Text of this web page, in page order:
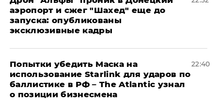
аэропорт и сжег "Шахед" еще до
запуска: опубликованы
эксклюзивные кадры
Попытки убедить Маска на
использование Starlink для ударов по
баллистике в РФ – The Atlantic узнал
о позиции бизнесмена
22:40